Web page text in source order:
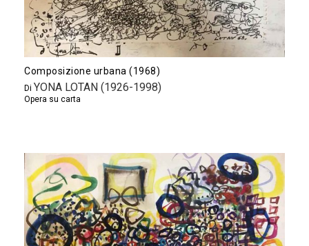
Composizione urbana (1968)
Di YONA LOTAN (1926-1998)
Opera su carta